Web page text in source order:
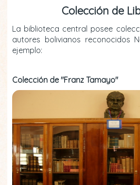
Colección de
La biblioteca central posee
autores bolivianos reconocidos
ejemplo:
Colección de "Franz Tamayo"